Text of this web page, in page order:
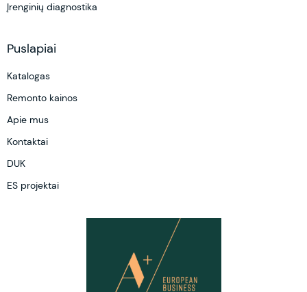
Įrenginių diagnostika
Puslapiai
Katalogas
Remonto kainos
Apie mus
Kontaktai
DUK
ES projektai